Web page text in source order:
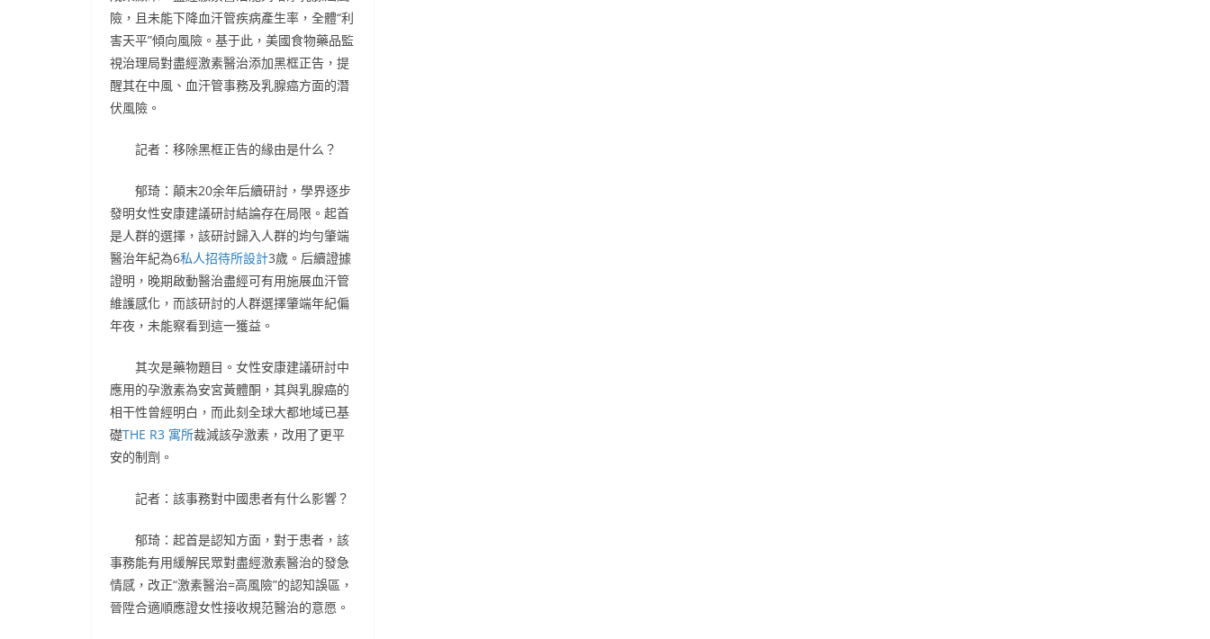
險，且未能下降血汗管疾病產生率，全體“利
害天平”傾向風險。基于此，美國食物藥品監
視治理局對盡經激素醫治添加黑框正告，提
醒其在中風、血汗管事務及乳腺癌方面的潛
伏風險。
記者：移除黑框正告的緣由是什么？
郁琦：顛末20余年后續研討，學界逐步
發明女性安康建議研討結論存在局限。起首
是人群的選擇，該研討歸入人群的均勻肇端
醫治年紀為6私人招待所設計3歲。后續證據
證明，晚期啟動醫治盡經可有用施展血汗管
維護感化，而該研討的人群選擇肇端年紀偏
年夜，未能察看到這一獲益。
其次是藥物題目。女性安康建議研討中
應用的孕激素為安宮黃體酮，其與乳腺癌的
相干性曾經明白，而此刻全球大都地域已基
礎THE R3 寓所裁減該孕激素，改用了更平
安的制劑。
記者：該事務對中國患者有什么影響？
郁琦：起首是認知方面，對于患者，該
事務能有用緩解民眾對盡經激素醫治的發急
情感，改正“激素醫治=高風險”的認知誤區，
晉陞合適順應證女性接收規范醫治的意愿。